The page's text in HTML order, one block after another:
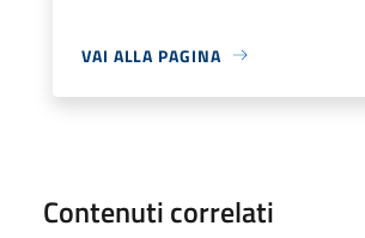
VAI ALLA PAGINA
Contenuti correlati